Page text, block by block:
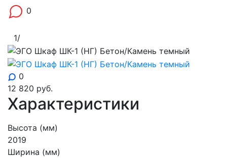
0
1/
0
12 820 руб.
Характеристики
Высота (мм)
2019
Ширина (мм)